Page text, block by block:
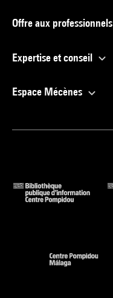
Offre aux professionnels
Expertise et conseil
Espace Mécènes